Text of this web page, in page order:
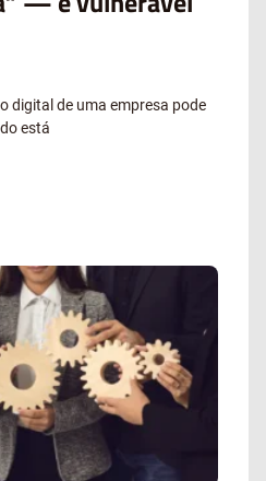
digital de uma empresa pode
está